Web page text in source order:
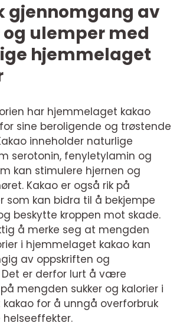
gjennomgang av
ulemper med
hjemmelaget
har hjemmelaget kakao
sine beroligende og trøstende
inneholder naturlige
serotonin, fenyletylamin og
kan stimulere hjernen og
Kakao er også rik på
som kan bidra til å bekjempe
beskytte kroppen mot skade.
å merke seg at mengden
i hjemmelaget kakao kan
av oppskriften og
er derfor lurt å være
mengden sukker og kalorier i
for å unngå overforbruk